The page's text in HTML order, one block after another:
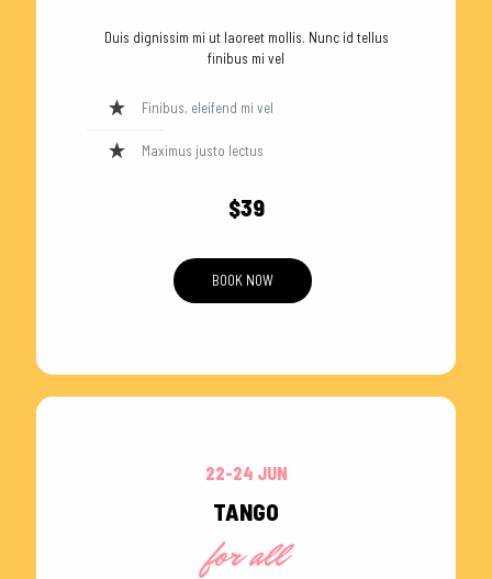
Duis dignissim mi ut laoreet mollis. Nunc id tellus
finibus mi vel
Finibus, eleifend mi vel
Maximus justo lectus
$39
BOOK NOW
22-24 JUN
TANGO
for all